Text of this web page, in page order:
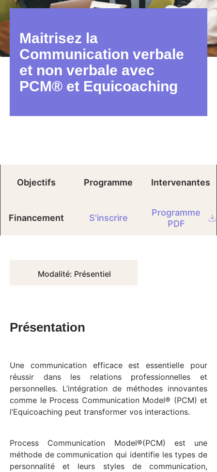
Maitrisez la
Communication verbale
et non verbale avec
PCM® et Equicoaching
Objectifs Programme Intervenantes
Financement S'inscrire
Programme
PDF
Modalité: Présentiel
Présentation
Une communication efficace est essentielle pour
réussir dans les relations professionnelles et
personnelles. L’intégration de méthodes innovantes
comme le Process Communication Model® (PCM) et
l’Equicoaching peut transformer vos interactions.
Process Communication Model®(PCM) est une
méthode de communication qui identifie les types de
personnalité et leurs styles de communication,